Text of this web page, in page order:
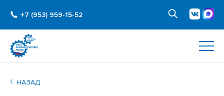
+7 (953) 959-15-52
НАЗАД